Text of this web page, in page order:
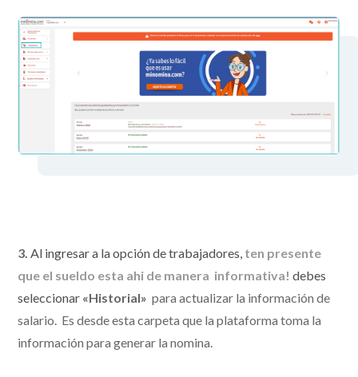
3. Al ingresar a la opción de trabajadores, ten presente
que el sueldo esta ahi de manera informativa! debes
seleccionar «Historial»para actualizar la información de
salario. Es desde esta carpeta que la plataforma toma la
información para generar la nomina.